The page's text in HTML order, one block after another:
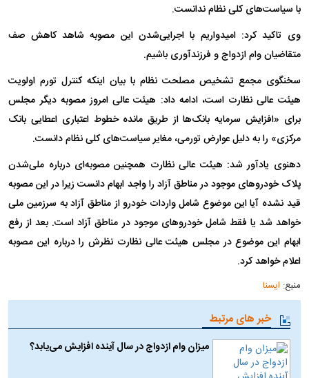
با سیاست‌های کلی نظام ندانست.
وی تاکید کرد: امیدواریم با اجرایی‌شدن این مصوبه شاهد کاهش صف
متقاضیان وام ازدواج و فرزندآوری باشیم.
سخنگوی مجمع تشخیص مصلحت نظام با بیان اینکه کنترل تورم اولویت
هیئت عالی نظارت است، ادامه داد: هیئت عالی امروز مصوبه دیگر مجلس
برای «افزایش سرمایه بانک‌ها از طریق مانده خطوط اعتباری اعطایی بانک
مرکزی» را به دلیل عوارض تورمی، مغایر سیاست‌های کلی نظام دانست.
دهنوی یادآور شد: هیئت عالی نظارت همچنین مصوبه‌ای درباره ملی‌شدن
پلاک خودروهای موجود در مناطق آزاد را واجد ابهام دانست زیرا در این مصوبه
قید نشده آیا این موضوع شامل واردات خودرو از مناطق آزاد به سرزمین ملی
خواهد شد یا فقط شامل خودروهای موجود در مناطق آزاد است. بعد از رفع
ابهام این موضوع در مجلس هیئت عالی نظارت نظرش را درباره این مصوبه
اعلام خواهد کرد.
منبع: ایسنا
خبر های مرتبط
میزان وام ازدواج در سال آینده افزایش می‌یابد؟